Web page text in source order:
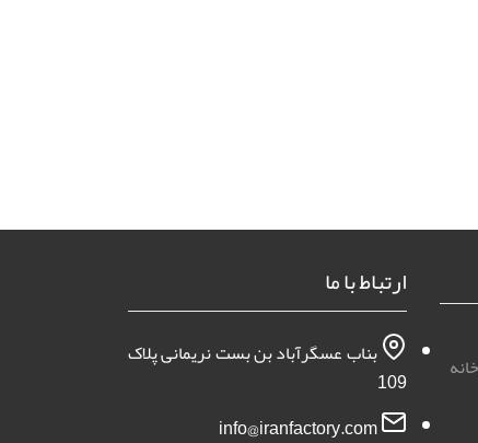
ارتباط با ما
بناب عسگرآباد بن بست نریمانی پلاک
109